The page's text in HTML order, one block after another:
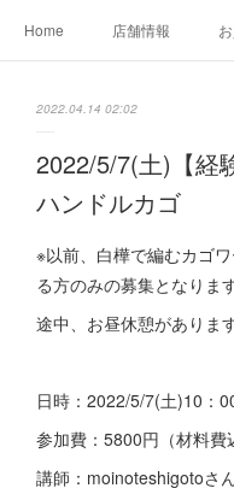
Home 店舗情報
2022.04.14 02:02
2022/5/7(土)【経
ハンドルカゴ
※以前、白樺で編むカゴ
る方のみの募集となります
途中、お昼休憩があります
日時：2022/5/7(土)10：
参加費：5800円（材料費
講師：moinoteshigotoさ